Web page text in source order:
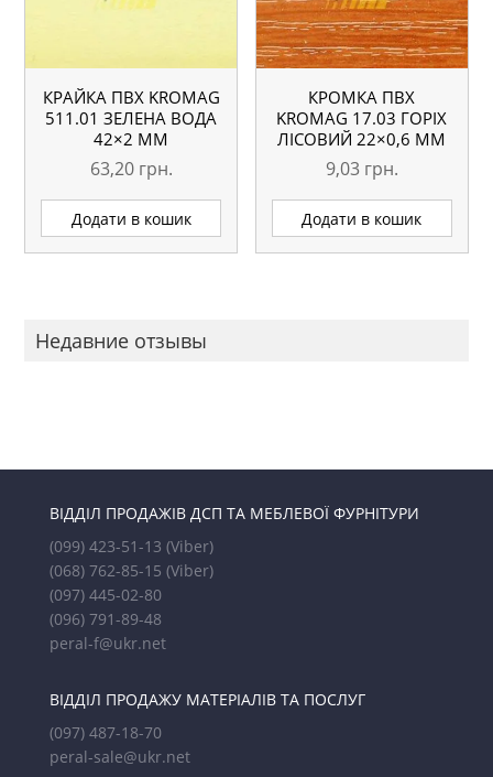
КРАЙКА ПВХ KROMAG
511.01 ЗЕЛЕНА ВОДА
42×2 ММ
63,20 грн.
Додати в кошик
КРОМКА ПВХ
KROMAG 17.03 ГОРІХ
ЛІСОВИЙ 22×0,6 ММ
9,03 грн.
Додати в кошик
Недавние отзывы
ВІДДІЛ ПРОДАЖІВ ДСП ТА МЕБЛЕВОЇ ФУРНІТУРИ
(099) 423-51-13 (Viber)
(068) 762-85-15 (Viber)
(097) 445-02-80
(096) 791-89-48
peral-f@ukr.net
ВІДДІЛ ПРОДАЖУ МАТЕРІАЛІВ ТА ПОСЛУГ
(097) 487-18-70
peral-sale@ukr.net